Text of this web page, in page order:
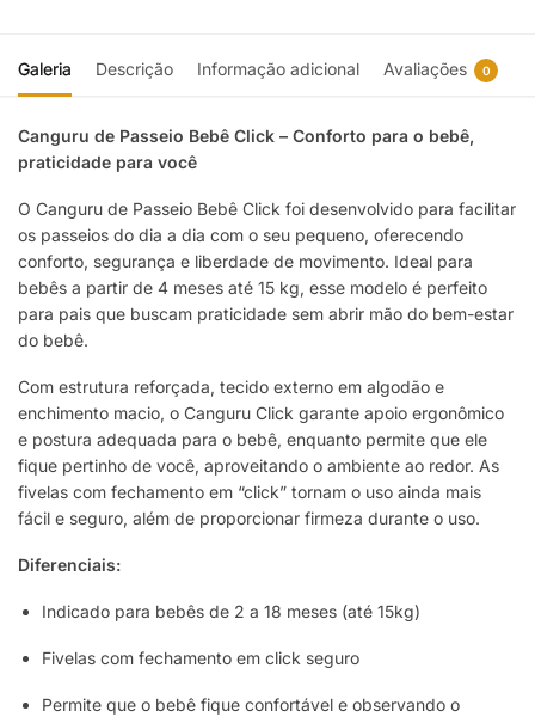
Galeria Descrição Informação adicional Avaliações 0
Canguru de Passeio Bebê Click – Conforto para o bebê,
praticidade para você
O Canguru de Passeio Bebê Click foi desenvolvido para facilitar
os passeios do dia a dia com o seu pequeno, oferecendo
conforto, segurança e liberdade de movimento. Ideal para
bebês a partir de 4 meses até 15 kg, esse modelo é perfeito
para pais que buscam praticidade sem abrir mão do bem-estar
do bebê.
Com estrutura reforçada, tecido externo em algodão e
enchimento macio, o Canguru Click garante apoio ergonômico
e postura adequada para o bebê, enquanto permite que ele
fique pertinho de você, aproveitando o ambiente ao redor. As
fivelas com fechamento em “click” tornam o uso ainda mais
fácil e seguro, além de proporcionar firmeza durante o uso.
Diferenciais:
Indicado para bebês de 2 a 18 meses (até 15kg)
Fivelas com fechamento em click seguro
Permite que o bebê fique confortável e observando o